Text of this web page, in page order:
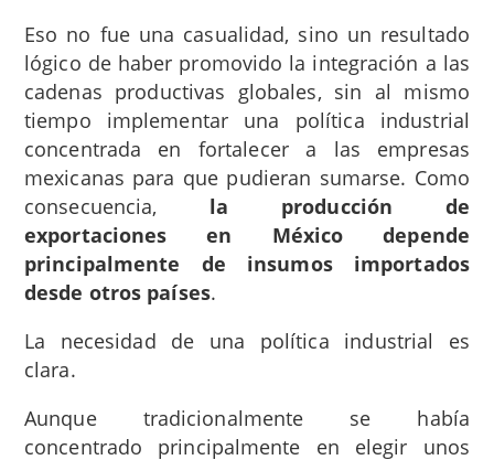
Eso no fue una casualidad, sino un resultado
lógico de haber promovido la integración a las
cadenas productivas globales, sin al mismo
tiempo implementar una política industrial
concentrada en fortalecer a las empresas
mexicanas para que pudieran sumarse. Como
consecuencia, la producción de
exportaciones en México depende
principalmente de insumos importados
desde otros países.
La necesidad de una política industrial es
clara.
Aunque tradicionalmente se había
concentrado principalmente en elegir unos